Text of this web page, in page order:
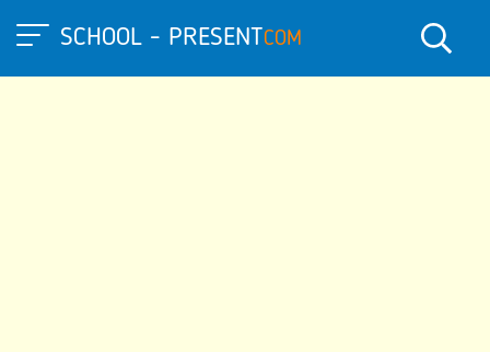
SCHOOL - PRESENTCOM